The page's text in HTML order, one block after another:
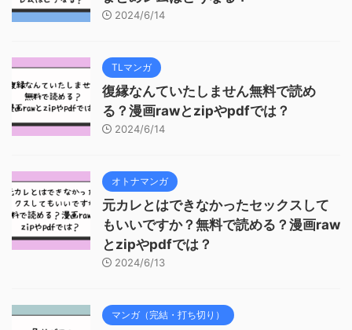
2024/6/14
TLマンガ
復縁なんていたしません無料で読め
る？漫画rawとzipやpdfでは？
2024/6/14
オトナマンガ
元カレとはできなかったセックスして
もいいですか？無料で読める？漫画raw
とzipやpdfでは？
2024/6/13
マンガ（完結・打ち切り）